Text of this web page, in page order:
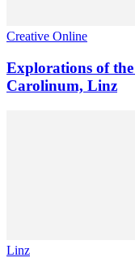
Creative Online
Explorations of
Carolinum, Linz
Linz